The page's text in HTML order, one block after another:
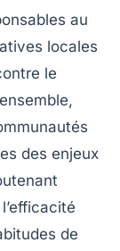
au
locales
le
des enjeux
de